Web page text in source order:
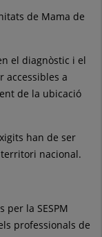
de Mama de
el diagnòstic i el
accessibles a
de la ubicació
han de ser
nacional.
per la SESPM
professionals de